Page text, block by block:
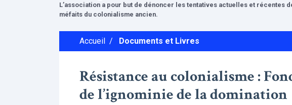
L’association a pour but de dénoncer les tentatives actuelles et
méfaits du colonialisme ancien.
Accueil / Documents et Livres
Résistance au colonialisme :
de l’ignominie de la domination